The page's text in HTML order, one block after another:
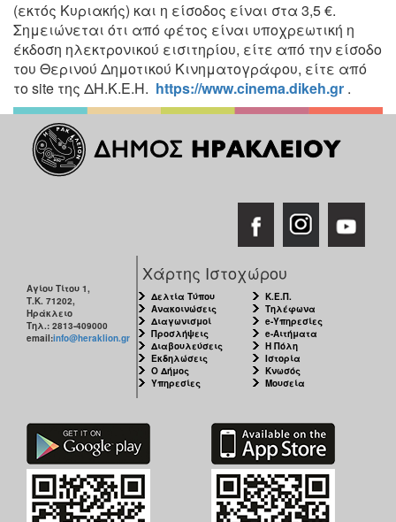
(εκτός Κυριακής) και η είσοδος είναι στα 3,5 €.
Σημειώνεται ότι από φέτος είναι υποχρεωτική η
έκδοση ηλεκτρονικού εισιτηρίου, είτε από την είσοδο
του Θερινού Δημοτικού Κινηματογράφου, είτε από
το site της ΔΗ.Κ.Ε.Η. https://www.cinema.dikeh.gr .
Αγίου Τίτου 1,
Τ.Κ. 71202,
Ηράκλειο
Τηλ.: 2813-409000
email:info@heraklion.gr
Χάρτης Ιστοχώρου
Δελτία Τύπου
Ανακοινώσεις
Διαγωνισμοί
Προσλήψεις
Διαβουλεύσεις
Εκδηλώσεις
Ο Δήμος
Υπηρεσίες
Κ.Ε.Π.
Τηλέφωνα
e-Υπηρεσίες
e-Αιτήματα
Η Πόλη
Ιστορία
Κνωσός
Μουσεία